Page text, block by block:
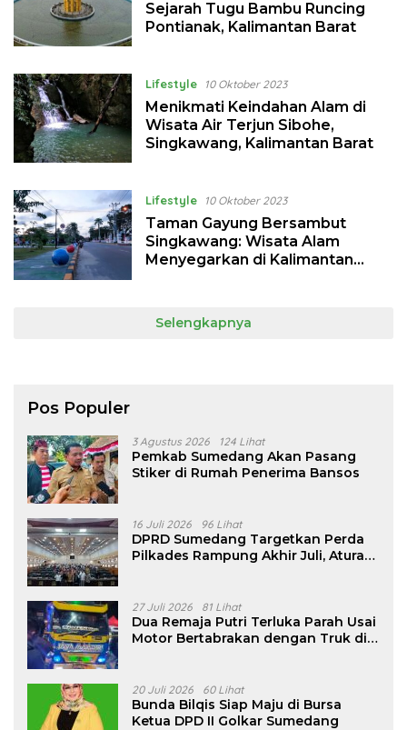
Sejarah Tugu Bambu Runcing
Pontianak, Kalimantan Barat
Lifestyle 10 Oktober 2023
Menikmati Keindahan Alam di
Wisata Air Terjun Sibohe,
Singkawang, Kalimantan Barat
Lifestyle 10 Oktober 2023
Taman Gayung Bersambut
Singkawang: Wisata Alam
Menyegarkan di Kalimantan
Selengkapnya
Pos Populer
3 Agustus 2026 124 Lihat
Pemkab Sumedang Akan Pasang
Stiker di Rumah Penerima Bansos
16 Juli 2026 96 Lihat
DPRD Sumedang Targetkan Perda
Pilkades Rampung Akhir Juli, Aturan
27 Juli 2026 81 Lihat
Dua Remaja Putri Terluka Parah Usai
Motor Bertabrakan dengan Truk di
20 Juli 2026 60 Lihat
Bunda Bilqis Siap Maju di Bursa
Ketua DPD II Golkar Sumedang